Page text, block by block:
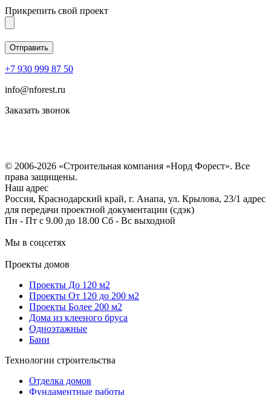
Прикрепить свой проект
+7 930 999 87 50
info@nforest.ru
Заказать звонок
© 2006-2026 «Строительная компания «Норд Форест». Все
права защищены.
Наш адрес
Россия, Краснодарский край, г. Анапа, ул. Крылова, 23/1 адрес
для передачи проектной документации (сдэк)
Пн - Пт с 9.00 до 18.00 Сб - Вс выходной
Мы в соцсетях
Проекты домов
Проекты До 120 м2
Проекты От 120 до 200 м2
Проекты Более 200 м2
Дома из клееного бруса
Одноэтажные
Бани
Технологии строительства
Отделка домов
Фундаментные работы